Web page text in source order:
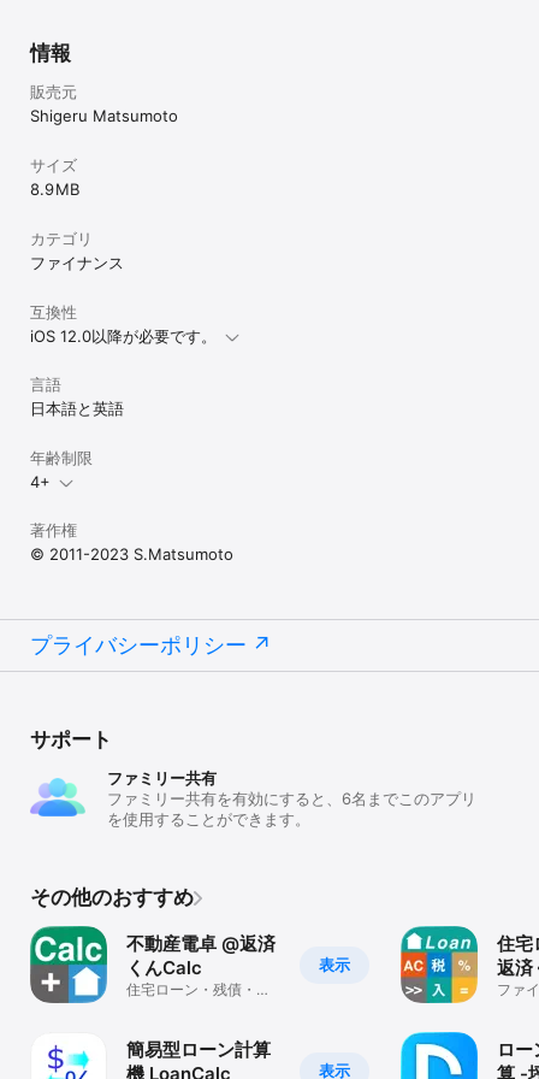
情報
販売元
Shigeru Matsumoto
サイズ
8.9 MB
カテゴリ
ファイナンス
互換性
iOS 12.0以降が必要です。
言語
日本語と英語
年齢制限
4+
著作権
© 2011-2023 S.Matsumoto
プライバシーポリシー
サポート
ファミリー共有
ファミリー共有を有効にすると、6名までこのアプリ
を使用することができます。
その他のおすすめ
表示
不動産電卓 @返済
くんCalc
住宅ローン・残債・借
表示
簡易型ローン計算
機 LoanCalc
住宅
返済
ファ
ロ
算 -